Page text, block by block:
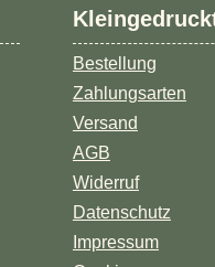
Bestellung
Zahlungsarten
Versand
AGB
Widerruf
Datenschutz
Impressum